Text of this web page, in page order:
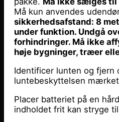
Må kun anvendes
sikkerhedsafstand: 8
under funktion. Undgå
forhindringer. Må ikke
høje bygninger, træer
Identificer lunten og fjern
luntebeskyttelsen
Placer batteriet på en
indholdet frit kan stryge